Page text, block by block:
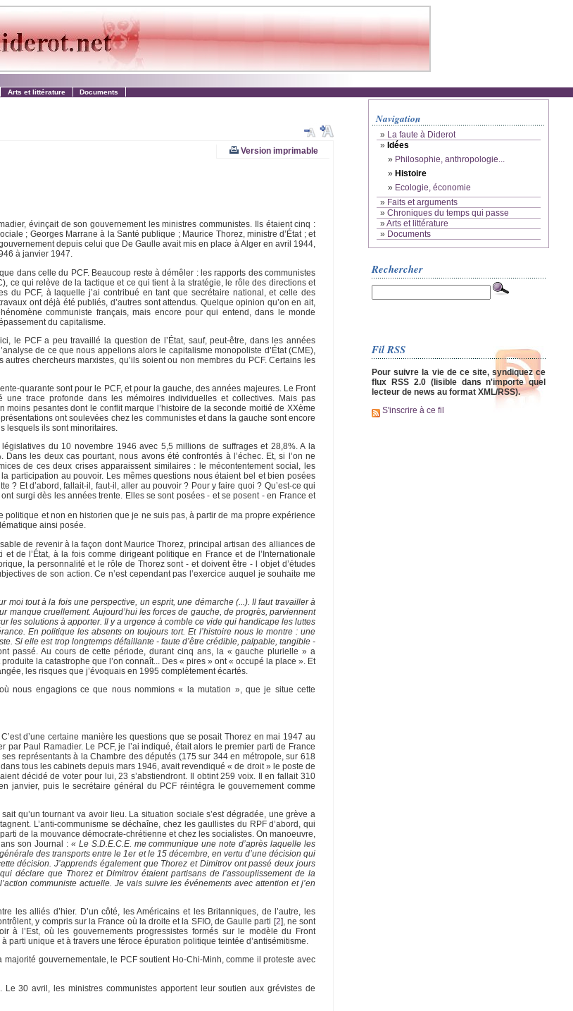
Arts et littérature Documents
Version imprimable
évinçait de son gouvernement les ministres communistes. Ils étaient cinq :
; Georges Marrane à la Santé publique ; Maurice Thorez, ministre d’État ; et
depuis celui que De Gaulle avait mis en place à Alger en avril 1944,
à janvier 1947.
dans celle du PCF. Beaucoup reste à démêler : les rapports des communistes
ce qui relève de la tactique et ce qui tient à la stratégie, le rôle des directions et
du PCF, à laquelle j’ai contribué en tant que secrétaire national, et celle des
ont déjà été publiés, d’autres sont attendus. Quelque opinion qu’on en ait,
communiste français, mais encore pour qui entend, dans le monde
du capitalisme.
le PCF a peu travaillé la question de l’État, sauf, peut-être, dans les années
de ce que nous appelions alors le capitalisme monopoliste d’État (CME),
chercheurs marxistes, qu’ils soient ou non membres du PCF. Certains les
quarante sont pour le PCF, et pour la gauche, des années majeures. Le Front
trace profonde dans les mémoires individuelles et collectives. Mais pas
pesantes dont le conflit marque l’histoire de la seconde moitié de XXème
ont soulevées chez les communistes et dans la gauche sont encore
lesquels ils sont minoritaires.
du 10 novembre 1946 avec 5,5 millions de suffrages et 28,8%. A la
les deux cas pourtant, nous avons été confrontés à l’échec. Et, si l’on ne
de ces deux crises apparaissent similaires : le mécontentement social, les
participation au pouvoir. Les mêmes questions nous étaient bel et bien posées
? Et d’abord, fallait-il, faut-il, aller au pouvoir ? Pour y faire quoi ? Qu’est-ce qui
surgi dès les années trente. Elles se sont posées - et se posent - en France et
et non en historien que je ne suis pas, à partir de ma propre expérience
ainsi posée.
de revenir à la façon dont Maurice Thorez, principal artisan des alliances de
de l’État, à la fois comme dirigeant politique en France et de l’Internationale
la personnalité et le rôle de Thorez sont - et doivent être - l objet d’études
de son action. Ce n’est cependant pas l’exercice auquel je souhaite me
moi tout à la fois une perspective, un esprit, une démarche (...). Il faut travailler à
cruellement. Aujourd’hui les forces de gauche, de progrès, parviennent
les solutions à apporter. Il y a urgence à comble ce vide qui handicape les luttes
En politique les absents on toujours tort. Et l’histoire nous le montre : une
Si elle est trop longtemps défaillante - faute d’être crédible, palpable, tangible -
passé. Au cours de cette période, durant cinq ans, la « gauche plurielle » a
la catastrophe que l’on connaît... Des « pires » ont « occupé la place ». Et
les risques que j’évoquais en 1995 complètement écartés.
nous engagions ce que nous nommions « la mutation », que je situe cette
d’une certaine manière les questions que se posait Thorez en mai 1947 au
Paul Ramadier. Le PCF, je l’ai indiqué, était alors le premier parti de France
représentants à la Chambre des députés (175 sur 344 en métropole, sur 618
tous les cabinets depuis mars 1946, avait revendiqué « de droit » le poste de
décidé de voter pour lui, 23 s’abstiendront. Il obtint 259 voix. Il en fallait 310
janvier, puis le secrétaire général du PCF réintégra le gouvernement comme
qu’un tournant va avoir lieu. La situation sociale s’est dégradée, une grève a
L’anti-communisme se déchaîne, chez les gaullistes du RPF d’abord, qui
de la mouvance démocrate-chrétienne et chez les socialistes. On manoeuvre,
son Journal : « Le S.D.E.C.E. me communique une note d’après laquelle les
des transports entre le 1er et le 15 décembre, en vertu d’une décision qui
décision. J’apprends également que Thorez et Dimitrov ont passé deux jours
déclare que Thorez et Dimitrov étaient partisans de l’assouplissement de la
communiste actuelle. Je vais suivre les événements avec attention et j’en
les alliés d’hier. D’un côté, les Américains et les Britanniques, de l’autre, les
y compris sur la France où la droite et la SFIO, de Gaulle parti [2], ne sont
à l’Est, où les gouvernements progressistes formés sur le modèle du Front
unique et à travers une féroce épuration politique teintée d’antisémitisme.
gouvernementale, le PCF soutient Ho-Chi-Minh, comme il proteste avec
30 avril, les ministres communistes apportent leur soutien aux grévistes de
Navigation
» La faute à Diderot
» Idées
» Philosophie, anthropologie...
» Histoire
» Ecologie, économie
» Faits et arguments
» Chroniques du temps qui passe
»Arts et littérature
» Documents
Rechercher
Fil RSS
Pour suivre la vie de ce site, syndiquez ce
flux RSS 2.0 (lisible dans n'importe quel
lecteur de news au format XML/RSS).
S'inscrire à ce fil